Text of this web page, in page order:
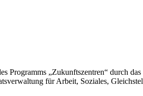
Programms „Zukunftszentren“ durch
für Arbeit, Soziales,